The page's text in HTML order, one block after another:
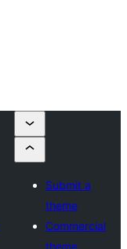
Submit a
theme
Commercial
theme